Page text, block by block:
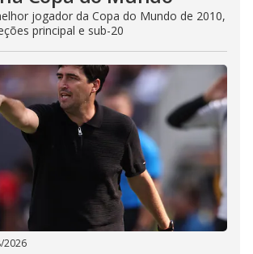
jogador da Copa do Mundo de 2010,
principal e sub-20
2026